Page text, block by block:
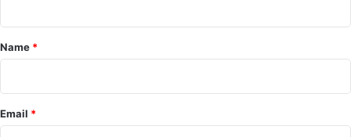
*
Name *
Email *